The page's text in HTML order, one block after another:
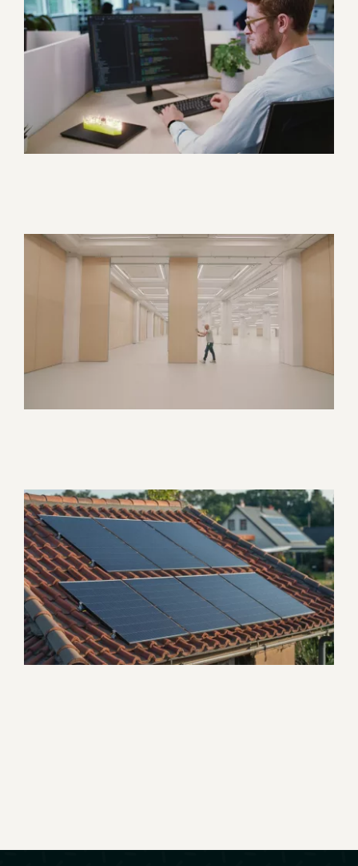
Straton Automation – Vidéo
de présentation
Corporate Motion design
Algaflex – Installations de
murs mobiles à Monaco
Corporate Promotionnel
Lumensol – Présentation
d’entreprise
Corporate